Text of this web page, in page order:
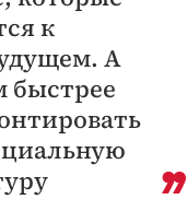
к
А
быстрее